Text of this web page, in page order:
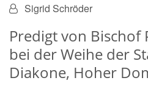
Von:Sigrid Schröder
Predigt von Bischof
bei der Weihe der
Diakone, Hoher